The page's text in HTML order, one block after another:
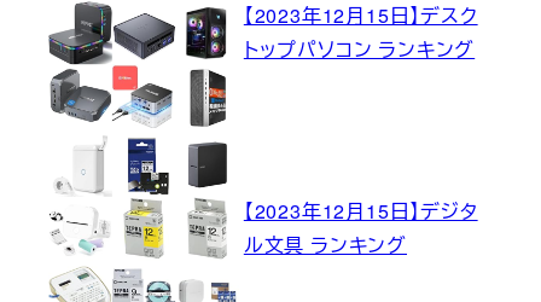
【2023年12月15日】デスク
トップパソコン ランキング
【2023年12月15日】デジタ
ル文具 ランキング